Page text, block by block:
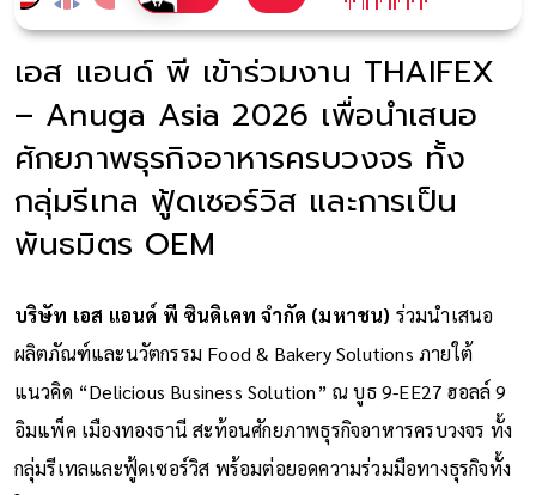
เอส แอนด์ พี เข้าร่วมงาน THAIFEX
– Anuga Asia 2026 เพื่อนำเสนอ
ศักยภาพธุรกิจอาหารครบวงจร ทั้ง
กลุ่มรีเทล ฟู้ดเซอร์วิส และการเป็น
พันธมิตร OEM
บริษัท เอส แอนด์ พี ซินดิเคท จำกัด (มหาชน) ร่วมนำเสนอ
ผลิตภัณฑ์และนวัตกรรม Food & Bakery Solutions ภายใต้
แนวคิด “Delicious Business Solution” ณ บูธ 9-EE27 ฮอลล์ 9
อิมแพ็ค เมืองทองธานี สะท้อนศักยภาพธุรกิจอาหารครบวงจร ทั้ง
กลุ่มรีเทลและฟู้ดเซอร์วิส พร้อมต่อยอดความร่วมมือทางธุรกิจทั้ง